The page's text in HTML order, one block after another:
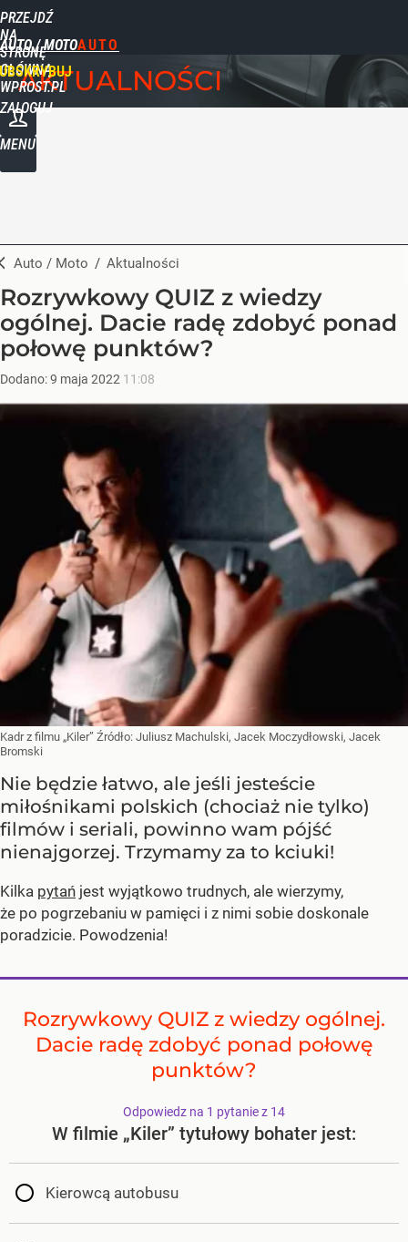
PRZEJDŹ
NA
STRONĘ
GŁÓWNĄ
WPROST.PL
AUTO / MOTO
ZALOGUJ
MENU
AKTUALNOŚCI
Auto / Moto / Aktualności
Rozrywkowy QUIZ z wiedzy
ogólnej. Dacie radę zdobyć ponad
połowę punktów?
Dodano:9 maja 2022 11:08
Kadr z filmu „Kiler” Źródło: Juliusz Machulski, Jacek Moczydłowski, Jacek
Bromski
Nie będzie łatwo, ale jeśli jesteście
miłośnikami polskich (chociaż nie tylko)
filmów i seriali, powinno wam pójść
nienajgorzej. Trzymamy za to kciuki!
Kilka pytań jest wyjątkowo trudnych, ale wierzymy,
że po pogrzebaniu w pamięci i z nimi sobie doskonale
poradzicie. Powodzenia!
Rozrywkowy QUIZ z wiedzy ogólnej.
Dacie radę zdobyć ponad połowę
punktów?
Odpowiedz na 1 pytanie z 14
W filmie „Kiler” tytułowy bohater jest:
Kierowcą autobusu